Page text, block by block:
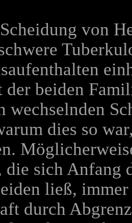
von
der beiden
wechselnden
dies so
die sich Anfang
ließ,
durch